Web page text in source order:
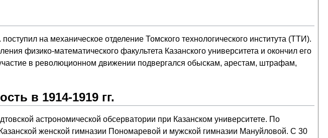
на механическое отделение Томского технологического института (ТТИ).
физико-математического факультета Казанского университета и окончил его
в революционном движении подвергался обыскам, арестам, штрафам,
в 1914-1919 гг.
астрономической обсерватории при Казанском университете. По
женской гимназии Пономаревой и мужской гимназии Мануйловой. С 30